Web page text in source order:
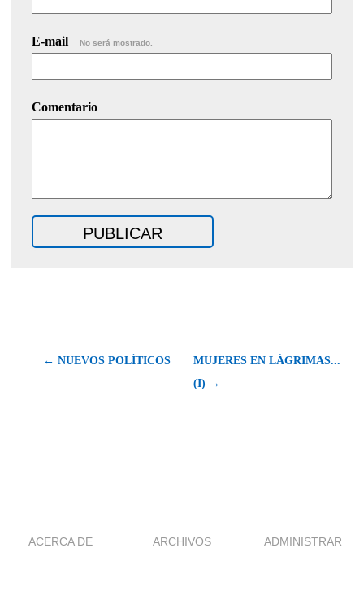
E-mail No será mostrado.
Comentario
← NUEVOS POLÍTICOS
MUJERES EN LÁGRIMAS...
(I) →
ACERCA DE ARCHIVOS ADMINISTRAR